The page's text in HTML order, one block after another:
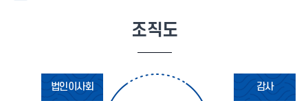
조직도
법인이사회 감사